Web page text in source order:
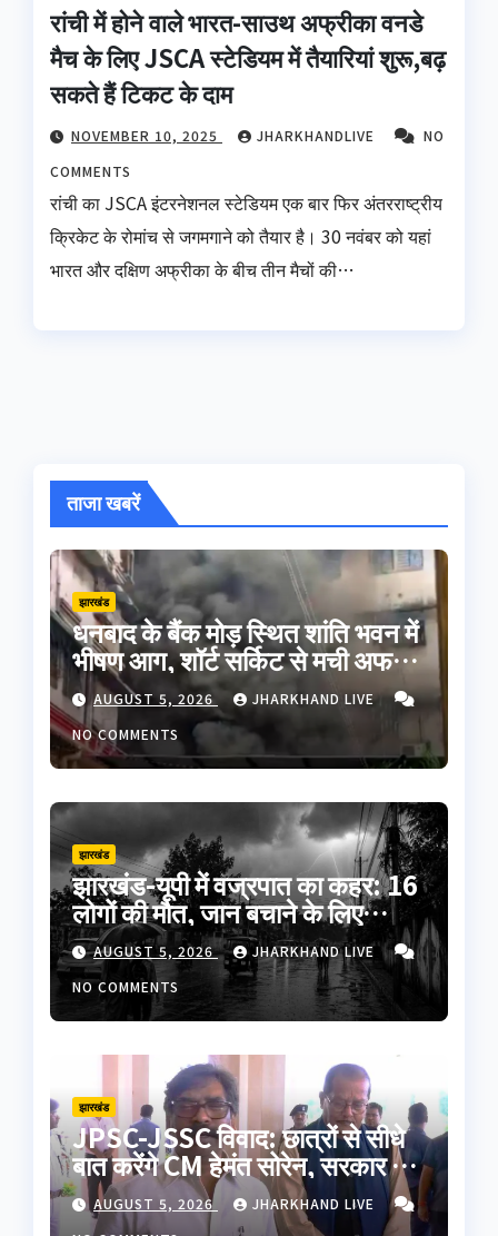
रांची में होने वाले भारत-साउथ अफ्रीका वनडे
मैच के लिए JSCA स्टेडियम में तैयारियां शुरू,बढ़
सकते हैं टिकट के दाम
NOVEMBER 10, 2025 JHARKHANDLIVE
NO
COMMENTS
रांची का JSCA इंटरनेशनल स्टेडियम एक बार फिर अंतरराष्ट्रीय
क्रिकेट के रोमांच से जगमगाने को तैयार है। 30 नवंबर को यहां
भारत और दक्षिण अफ्रीका के बीच तीन मैचों की…
ताजा खबरें
झारखंड
धनबाद के बैंक मोड़ स्थित शांति भवन में
भीषण आग, शॉर्ट सर्किट से मची अफरा-
तफरी; बड़ा हादसा टला
AUGUST 5, 2026
JHARKHAND LIVE
NO COMMENTS
झारखंड
झारखंड-यूपी में वज्रपात का कहर: 16
लोगों की मौत, जान बचाने के लिए
अपनाएं ये जरूरी सावधानियां
AUGUST 5, 2026
JHARKHAND LIVE
NO COMMENTS
झारखंड
JPSC-JSSC विवाद: छात्रों से सीधे
बात करेंगे CM हेमंत सोरेन, सरकार ने
5 सदस्यीय प्रतिनिधिमंडल को दिया
न्योता
AUGUST 5, 2026
JHARKHAND LIVE